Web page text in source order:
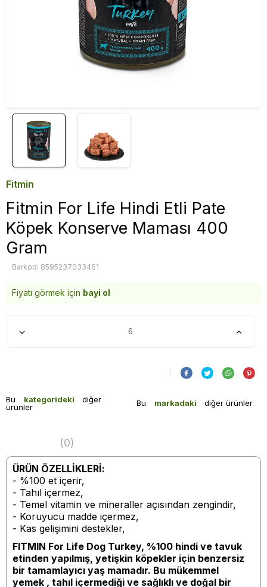
Fitmin
Fitmin For Life Hindi Etli Pate
Köpek Konserve Maması 400
Gram
Barkod: 8595237033461
Fiyatı görmek için bayi ol
:
Bu kategorideki
diğer
ürünler
Bu markadaki diğer ürünler
(0)
ÜRÜN ÖZELLİKLERİ:
- %100 et içerir,
- Tahıl içermez,
- Temel vitamin ve mineraller açısından zengindir,
- Koruyucu madde içermez,
- Kas gelişimini destekler,
FITMIN For Life Dog Turkey, %100 hindi ve tavuk
etinden yapılmış, yetişkin köpekler için benzersiz
bir tamamlayıcı yaş mamadır. Bu mükemmel
yemek , tahıl içermediği ve sağlıklı ve doğal bir